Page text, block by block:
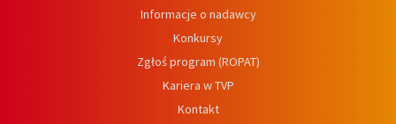
Informacje o nadawcy
Konkursy
Zgłoś program (ROPAT)
Kariera w TVP
Kontakt